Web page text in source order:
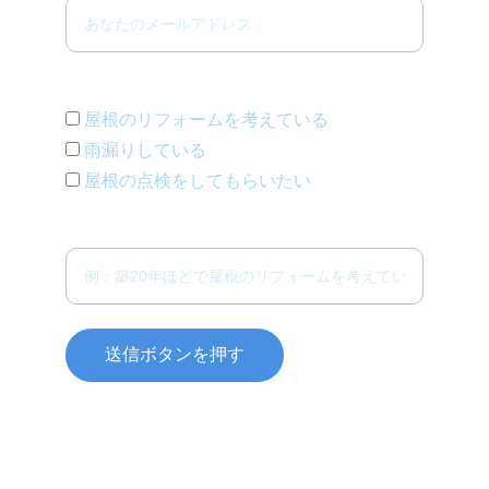
屋根のリフォームを考えている
雨漏りしている
屋根の点検をしてもらいたい
送信ボタンを押す